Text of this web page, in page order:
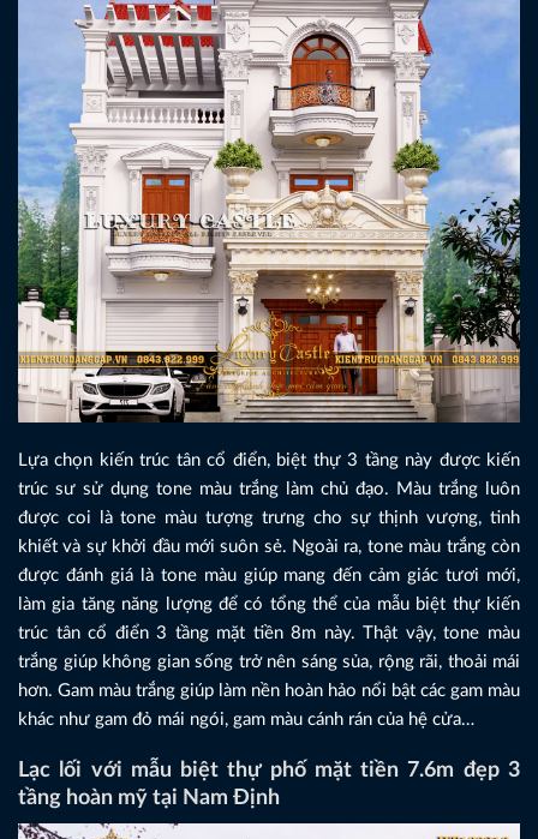
Lựa chọn kiến trúc tân cổ điển, biệt thự 3 tầng này được kiến
trúc sư sử dụng tone màu trắng làm chủ đạo. Màu trắng luôn
được coi là tone màu tượng trưng cho sự thịnh vượng, tinh
khiết và sự khởi đầu mới suôn sẻ. Ngoài ra, tone màu trắng còn
được đánh giá là tone màu giúp mang đến cảm giác tươi mới,
làm gia tăng năng lượng để có tổng thể của mẫu biệt thự kiến
trúc tân cổ điển 3 tầng mặt tiền 8m này. Thật vậy, tone màu
trắng giúp không gian sống trở nên sáng sủa, rộng rãi, thoải mái
hơn. Gam màu trắng giúp làm nền hoàn hảo nổi bật các gam màu
khác như gam đỏ mái ngói, gam màu cánh rán của hệ cửa…
Lạc lối với mẫu biệt thự phố mặt tiền 7.6m đẹp 3
tầng hoàn mỹ tại Nam Định